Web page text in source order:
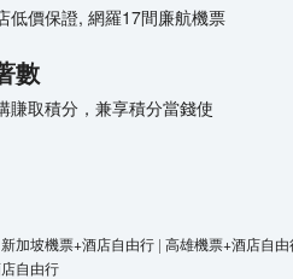
低價保證, 網羅17間廉航機票
數
賺取積分，兼享積分當錢使
新加坡機票+酒店自由行 | 高雄機票+酒店自由
自由行